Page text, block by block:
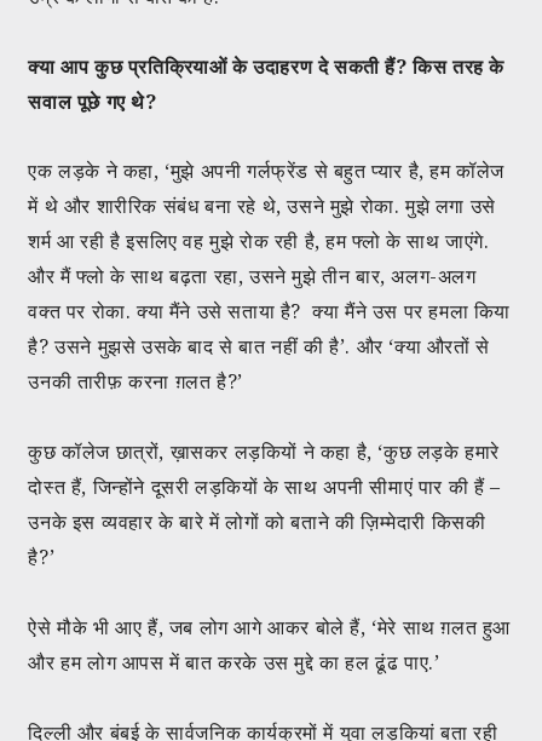
क्या आप कुछ प्रतिक्रियाओं के उदाहरण दे सकती हैं? किस तरह के
सवाल पूछे गए थे?
एक लड़के ने कहा, ‘मुझे अपनी गर्लफ्रेंड से बहुत प्यार है, हम कॉलेज
में थे और शारीरिक संबंध बना रहे थे, उसने मुझे रोका. मुझे लगा उसे
शर्म आ रही है इसलिए वह मुझे रोक रही है, हम फ्लो के साथ जाएंगे.
और मैं फ्लो के साथ बढ़ता रहा, उसने मुझे तीन बार, अलग-अलग
वक्त पर रोका. क्या मैंने उसे सताया है? क्या मैंने उस पर हमला किया
है? उसने मुझसे उसके बाद से बात नहीं की है’. और ‘क्या औरतों से
उनकी तारीफ़ करना ग़लत है?’
कुछ कॉलेज छात्रों, ख़ासकर लड़कियों ने कहा है, ‘कुछ लड़के हमारे
दोस्त हैं, जिन्होंने दूसरी लड़कियों के साथ अपनी सीमाएं पार की हैं –
उनके इस व्यवहार के बारे में लोगों को बताने की ज़िम्मेदारी किसकी
है?’
ऐसे मौके भी आए हैं, जब लोग आगे आकर बोले हैं, ‘मेरे साथ ग़लत हुआ
और हम लोग आपस में बात करके उस मुद्दे का हल ढूंढ पाए.’
दिल्ली और बंबई के सार्वजनिक कार्यक्रमों में युवा लड़कियां बता रही